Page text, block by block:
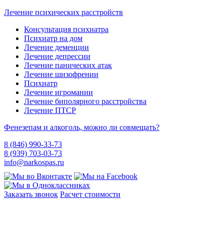
Лечение психических расстройств
Консультация психиатра
Психиатр на дом
Лечение деменции
Лечение депрессии
Лечение панических атак
Лечение шизофрении
Психиатр
Лечение игромании
Лечение биполярного расстройства
Лечение ПТСР
Фенезепам и алкоголь, можно ли совмещать?
8 (846) 990-33-73
8 (939) 703-03-73
info@narkospas.ru
Заказать звонок Расчет стоимости